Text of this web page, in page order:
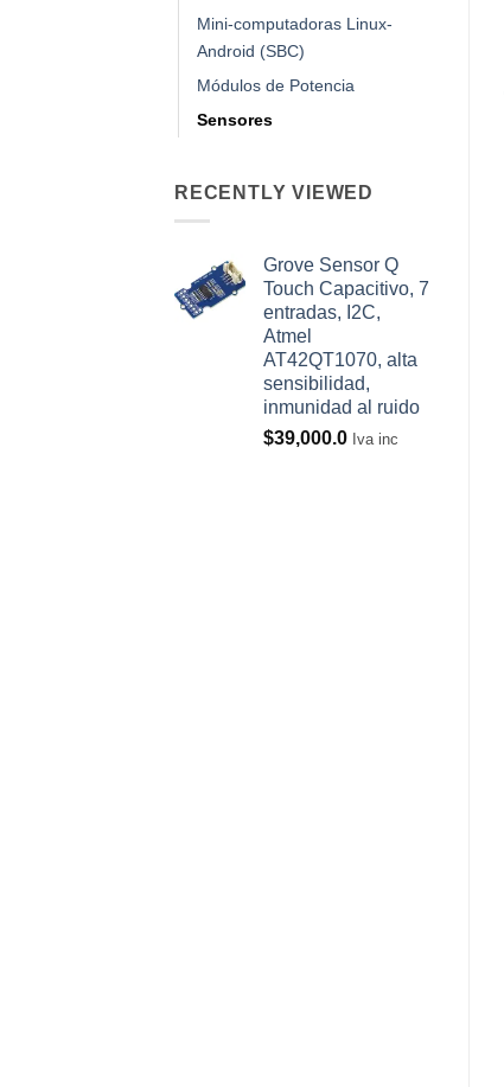
Mini-computadoras Linux-
Android (SBC)
Módulos de Potencia
Sensores
RECENTLY VIEWED
Grove Sensor Q
Touch Capacitivo, 7
entradas, I2C,
Atmel
AT42QT1070, alta
sensibilidad,
inmunidad al ruido
$39,000.0 Iva inc